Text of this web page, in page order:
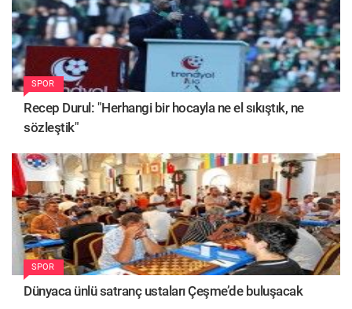
SPOR
Recep Durul: "Herhangi bir hocayla ne el sıkıştık, ne
sözleştik"
SPOR
Dünyaca ünlü satranç ustaları Çeşme’de buluşacak